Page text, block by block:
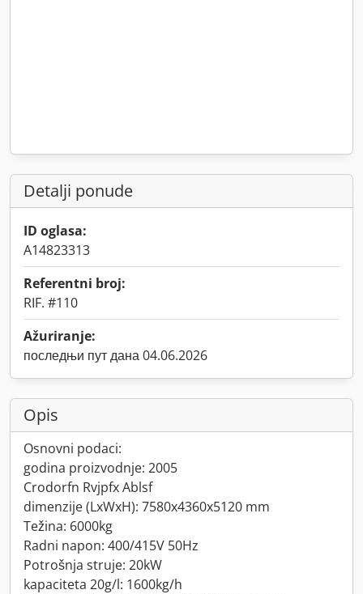
Detalji ponude
ID oglasa:
A14823313
Referentni broj:
RIF. #110
Ažuriranje:
последњи пут дана 04.06.2026
Opis
Osnovni podaci:
godina proizvodnje: 2005
Crodorfn Rvjpfx Ablsf
dimenzije (LxWxH): 7580x4360x5120 mm
Težina: 6000kg
Radni napon: 400/415V 50Hz
Potrošnja struje: 20kW
kapaciteta 20g/l: 1600kg/h